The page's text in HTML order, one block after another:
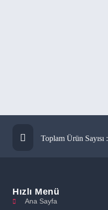
Toplam Ürün Sayısı :
Hızlı Menü
Ana Sayfa